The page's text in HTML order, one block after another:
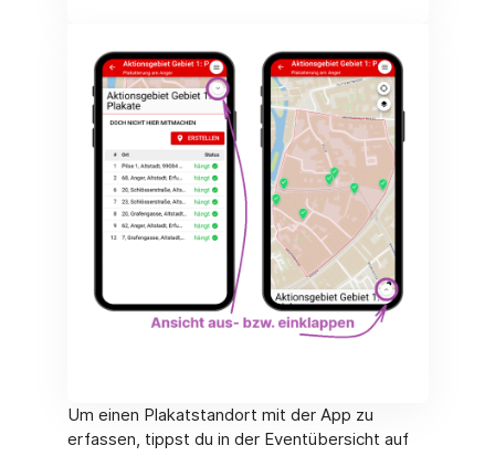
Um einen Plakatstandort mit der App zu
erfassen, tippst du in der Eventübersicht auf